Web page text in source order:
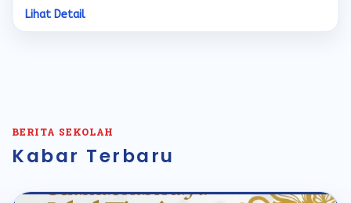
Lihat Detail
BERITA SEKOLAH
Kabar Terbaru